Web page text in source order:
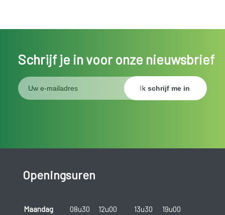
Schrijf je in voor onze nieuwsbrief
Openingsuren
Maandag 08u30 12u00 13u30
19u00